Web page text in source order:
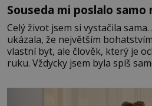
Souseda mi poslalo samo
Celý život jsem si vystačila
ukázala, že největším
vlastní byt, ale člověk, který je
ruku. Vždycky jsem byla spíš
mi knihy, práce a hlavně klid.